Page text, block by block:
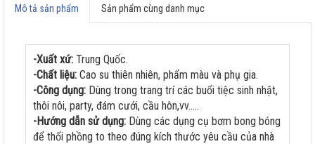
Mô tả sản phẩm Sản phẩm cùng danh mục
-Xuất xứ: Trung Quốc.
-Chất liệu: Cao su thiên nhiên, phẩm màu và phụ gia.
-Công dụng: Dùng trong trang trí các buổi tiệc sinh nhật,
thôi nôi, party, đám cưới, cầu hôn,vv.....
-Hướng dẫn sử dụng: Dùng các dụng cụ bơm bong bóng
để thổi phồng to theo đúng kích thước yêu cầu của nhà